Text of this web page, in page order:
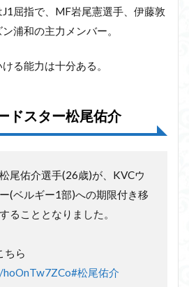
屈指で、MF岩尾憲選手、伊藤敦
浦和の主力メンバー。
る能力は十分ある。
ドスター松尾佑介
尾佑介選手(26歳)が、KVCウ
(ベルギー1部)への期限付き移
ることとなりました。
ちら
#松尾佑介